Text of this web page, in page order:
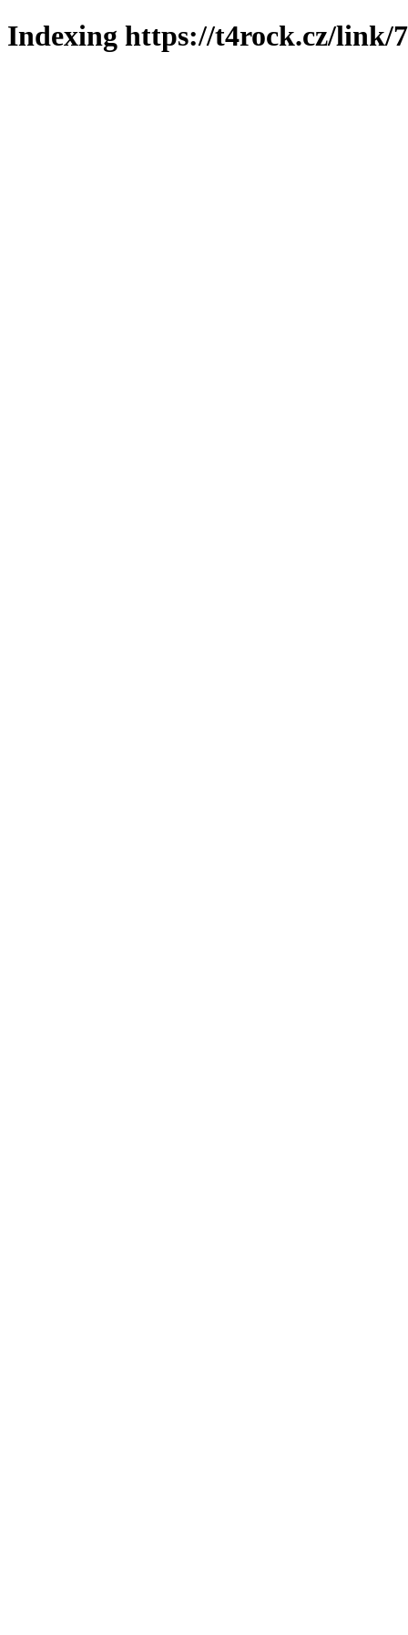
Indexing https://t4rock.cz/link/